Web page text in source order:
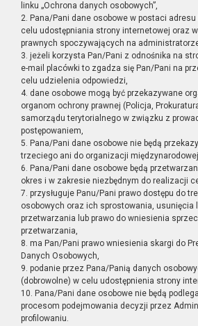
linku „Ochrona danych osobowych”,
2. Pana/Pani dane osobowe w postaci adresu
celu udostępniania strony internetowej oraz
prawnych spoczywających na
3. jeżeli korzysta Pan/Pani z odnośnika na
e-mail placówki to zgadza się Pan/Pani na
celu udzielenia odpowiedzi,
4. dane osobowe mogą być przekazywane
organom ochrony prawnej (Policja,
samorządu terytorialnego w związku z
postępowaniem,
5. Pana/Pani dane osobowe nie będą
trzeciego ani do organizacji
6. Pana/Pani dane osobowe będą
okres i w zakresie niezbędnym do realizacji
7. przysługuje Panu/Pani prawo dostępu do
osobowych oraz ich sprostowania, usunięcia
przetwarzania lub prawo do wniesienia
przetwarzania,
8. ma Pan/Pani prawo wniesienia skargi do
Danych Osobowych,
9. podanie przez Pana/Panią danych
(dobrowolne) w celu udostępnienia strony
10. Pana/Pani dane osobowe nie będą
procesom podejmowania decyzji przez
profilowaniu.